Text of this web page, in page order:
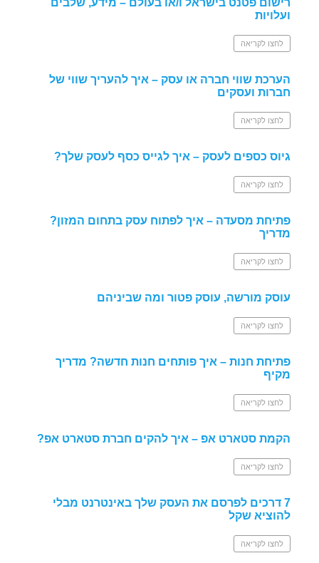
רישום פטנט בישראל ו/או בעולם – מידע, שלבים
ועלויות
לחצו לקריאה
הערכת שווי חברה או עסק – איך להעריך שווי של
חברות ועסקים
לחצו לקריאה
גיוס כספים לעסק – איך לגייס כסף לעסק שלך?
לחצו לקריאה
פתיחת מסעדה – איך לפתוח עסק בתחום המזון?
מדריך
לחצו לקריאה
עוסק מורשה, עוסק פטור ומה שביניהם
לחצו לקריאה
פתיחת חנות – איך פותחים חנות חדשה? מדריך
מקיף
לחצו לקריאה
הקמת סטארט אפ – איך להקים חברת סטארט אפ?
לחצו לקריאה
7 דרכים לפרסם את העסק שלך באינטרנט מבלי
להוציא שקל
לחצו לקריאה